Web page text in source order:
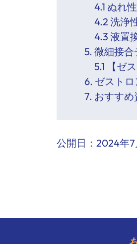
4.1 ぬれ性
4.2 洗浄
4.3 液置
5. 微細接
5.1 【ゼ
6. ゼストロ
7. おすす
公開日： 2024年7